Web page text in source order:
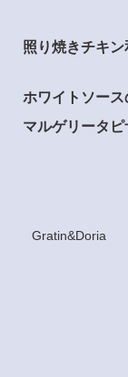
照り焼きチキ
ホワイトソー
マルゲリータピ
Gratin&Doria